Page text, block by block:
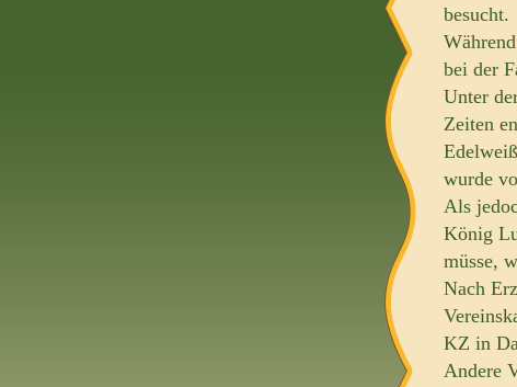
besucht.
bei der
Unter
Zeiten
wurde
Als
König
müsse,
Nach
KZ in
Andere